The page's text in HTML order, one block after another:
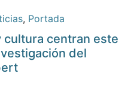
, Portada
centran este
del